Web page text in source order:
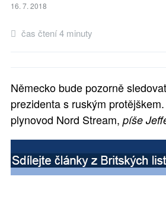
16. 7. 2018
čas čtení 4 minuty
Německo bude pozorně
prezidenta s ruským
plynovod Nord Stream, píše